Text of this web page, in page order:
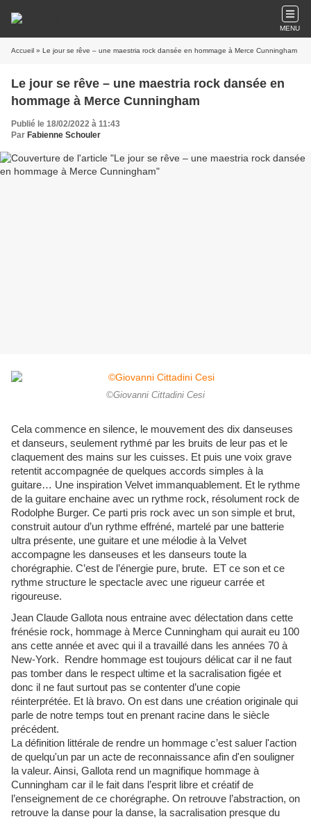
MENU
Accueil » Le jour se rêve – une maestria rock dansée en hommage à Merce Cunningham
Le jour se rêve – une maestria rock dansée en
hommage à Merce Cunningham
Publié le 18/02/2022 à 11:43
Par Fabienne Schouler
©Giovanni Cittadini Cesi
Cela commence en silence, le mouvement des dix danseuses
et danseurs, seulement rythmé par les bruits de leur pas et le
claquement des mains sur les cuisses. Et puis une voix grave
retentit accompagnée de quelques accords simples à la
guitare… Une inspiration Velvet immanquablement. Et le rythme
de la guitare enchaine avec un rythme rock, résolument rock de
Rodolphe Burger. Ce parti pris rock avec un son simple et brut,
construit autour d’un rythme effréné, martelé par une batterie
ultra présente, une guitare et une mélodie à la Velvet
accompagne les danseuses et les danseurs toute la
chorégraphie. C’est de l’énergie pure, brute. ET ce son et ce
rythme structure le spectacle avec une rigueur carrée et
rigoureuse.
Jean Claude Gallota nous entraine avec délectation dans cette
frénésie rock, hommage à Merce Cunningham qui aurait eu 100
ans cette année et avec qui il a travaillé dans les années 70 à
New-York. Rendre hommage est toujours délicat car il ne faut
pas tomber dans le respect ultime et la sacralisation figée et
donc il ne faut surtout pas se contenter d’une copie
réinterprétée. Et là bravo. On est dans une création originale qui
parle de notre temps tout en prenant racine dans le siècle
précédent.
La définition littérale de rendre un hommage c’est saluer l'action
de quelqu'un par un acte de reconnaissance afin d'en souligner
la valeur. Ainsi, Gallota rend un magnifique hommage à
Cunningham car il le fait dans l’esprit libre et créatif de
l’enseignement de ce chorégraphe. On retrouve l’abstraction, on
retrouve la danse pour la danse, la sacralisation presque du